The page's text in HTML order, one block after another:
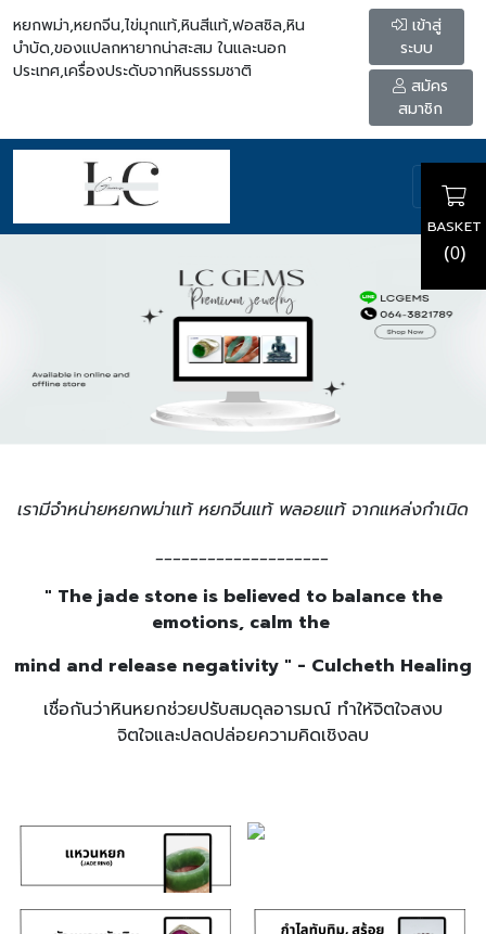
หยกพม่า,หยกจีน,ไข่มุกแท้,หินสีแท้,ฟอสซิล,หิน
บำบัด,ของแปลกหายากน่าสะสม ในและนอก
ประเทศ,เครื่องประดับจากหินธรรมชาติ
เข้าสู่
ระบบ
สมัคร
สมาชิก
BASKET
(0)
เรามีจำหน่ายหยกพม่าแท้ หยกจีนแท้ พลอยแท้ จากแหล่งกำเนิด
____________________
" The jade stone is believed to balance the
emotions, calm the
mind and release negativity " - Culcheth Healing
เชื่อกันว่าหินหยกช่วยปรับสมดุลอารมณ์ ทำให้จิตใจสงบ
จิตใจและปลดปล่อยความคิดเชิงลบ